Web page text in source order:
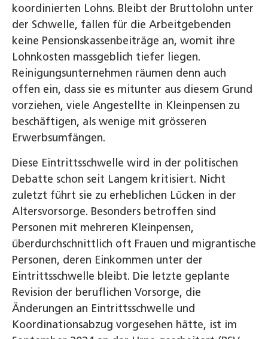
koordinierten Lohns. Bleibt der Bruttolohn unter
der Schwelle, fallen für die Arbeitgebenden
keine Pensionskassenbeiträge an, womit ihre
Lohnkosten massgeblich tiefer liegen.
Reinigungsunternehmen räumen denn auch
offen ein, dass sie es mitunter aus diesem Grund
vorziehen, viele Angestellte in Kleinpensen zu
beschäftigen, als wenige mit grösseren
Erwerbsumfängen.
Diese Eintrittsschwelle wird in der politischen
Debatte schon seit Langem kritisiert. Nicht
zuletzt führt sie zu erheblichen Lücken in der
Altersvorsorge. Besonders betroffen sind
Personen mit mehreren Kleinpensen,
überdurchschnittlich oft Frauen und migrantische
Personen, deren Einkommen unter der
Eintrittsschwelle bleibt. Die letzte geplante
Revision der beruflichen Vorsorge, die
Änderungen an Eintrittsschwelle und
Koordinationsabzug vorgesehen hätte, ist im